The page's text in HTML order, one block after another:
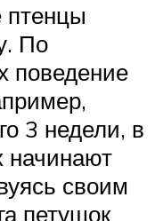
птенцы
По
поведение
3 недели, в
начинают
своим
петушок